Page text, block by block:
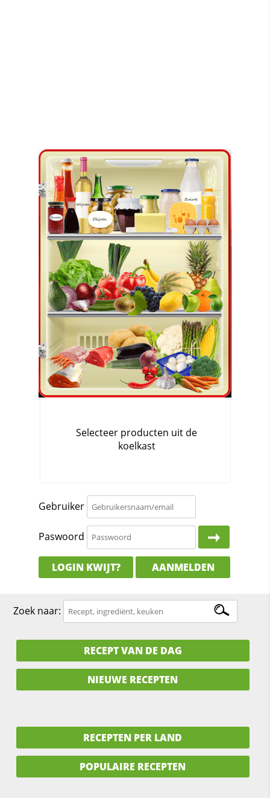
Gebruiker
Paswoord
LOGIN KWIJT? AANMELDEN
Zoek naar:
RECEPT VAN DE DAG
NIEUWE RECEPTEN
RECEPTEN PER LAND
POPULAIRE RECEPTEN